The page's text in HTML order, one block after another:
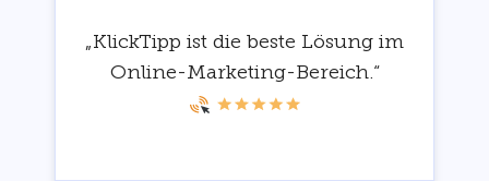
„KlickTipp ist die beste Lösung im
Online-Marketing-Bereich.“